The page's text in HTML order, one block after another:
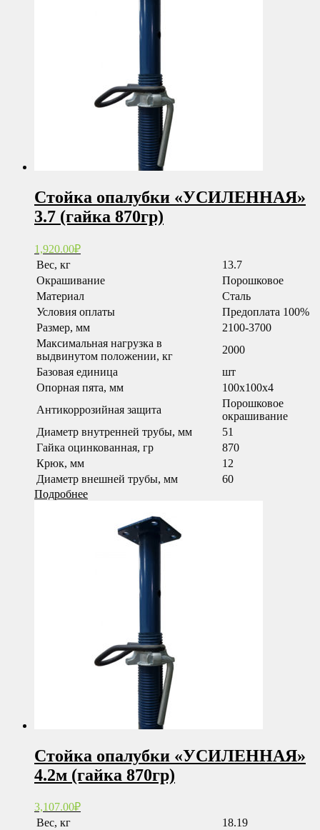
Стойка опалубки «УСИЛЕННАЯ»
3.7 (гайка 870гр)
1,920.00₽
Вес, кг
13.7
Окрашивание
Порошковое
Материал
Сталь
Условия оплаты
Предоплата 100%
Размер, мм
2100-3700
Максимальная нагрузка в
выдвинутом положении, кг
2000
Базовая единица
шт
Опорная пята, мм
100х100х4
Антикоррозийная защита
Порошковое
окрашивание
Диаметр внутренней трубы, мм
51
Гайка оцинкованная, гр
870
Крюк, мм
12
Диаметр внешней трубы, мм
60
Подробнее
Стойка опалубки «УСИЛЕННАЯ»
4.2м (гайка 870гр)
3,107.00₽
Вес, кг
18.19